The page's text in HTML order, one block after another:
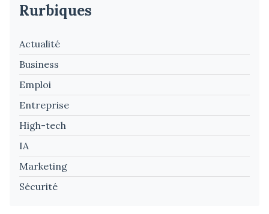
Rurbiques
Actualité
Business
Emploi
Entreprise
High-tech
IA
Marketing
Sécurité